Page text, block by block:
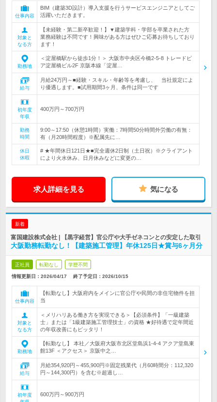
仕事内容
BIM（建築3D設計）導入支援を行うサービスエンジニアとしてご
活躍いただきます。
対象と
なる方
【未経験・第二新卒歓迎！】▼建築学科・学部を卒業された方
業務経験は不問です！興味がある方はぜひご応募お待ちしており
ます！
勤務地
＜淀屋橋駅から徒歩1分！＞ 大阪市中央区今橋2-5-8 トレードピ
ア淀屋橋ビル2F 京阪本線「淀屋…
給与
月給24万円～■経験・スキル・年齢等を考慮し、 当社規定によ
り優遇します。■試用期間3ヶ月、条件は同一です
初年度
年収
400万円～700万円
勤務
時間
9:00～17:50（休憩1時間）実働：7時間50分時間外労働の有無：
有（月20時間程度）※配属先に…
休日
休暇
# ★年間休日121日★■完全週休2日制（土日祝）※クライアント
により火水休み、日月休みなどに変更の…
求人詳細を見る 気になる
新着
富国建設株式会社 | 【黒字経営】官公庁や大手ゼネコンとの安定した取引
大阪勤務転勤なし！【建築施工管理】年休125日★賞与6ヶ月分
正社員 転勤なし 学歴不問
情報更新日：2026/04/17 終了予定日： 2026/10/15
仕事内容
【転勤なし】大阪府内をメインに官公庁や民間の非住宅物件を担
当
対象と
なる方
＜メリハリある働き方を実現できる＞【必須条件】「一級建築
士」または「1級建築施工管理技士」の資格 ★好待遇で定年間近
の年収改善にもピッタリ！
勤務地
【転勤なし】 本社／大阪府大阪市北区堂島浜1-4-4 アクア堂島東
館13F ＜アクセス＞ 京阪中之…
給与
月給354,920円～455,900円※固定残業代（月60時間分：112,320
円～144,300円）を含む※超過し…
初年度
600万円～900万円